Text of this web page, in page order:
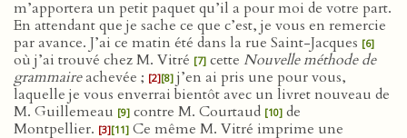
m’apportera un petit paquet qu’il a pour moi de votre part.
En attendant que je sache ce que c’est, je vous en remercie
par avance. J’ai ce matin été dans la rue Saint-Jacques [6]
où j’ai trouvé chez M. Vitré [7] cette Nouvelle méthode de
grammaireachevée ; [2][8] j’en ai pris une pour vous,
laquelle je vous enverrai bientôt avec un livret nouveau de
M. Guillemeau [9] contre M. Courtaud [10] de
Montpellier. [3][11] Ce même M. Vitré imprime une